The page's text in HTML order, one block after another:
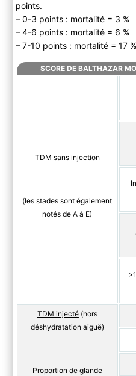
points.
– 0-3 points : mortalité = 3 %
– 4-6 points : mortalité = 6 %
– 7-10 points : mortalité = 17 %
SCORE DE BALTHAZAR
TDM sans injection
(les stades sont également
notés de A à E)
TDM injecté(hors
déshydratation aiguë)
Proportion deglande